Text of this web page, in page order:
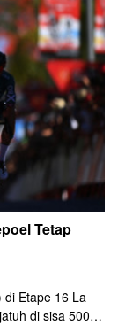
Tetap
di Etape 16 La
di sisa 500